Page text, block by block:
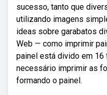
sucesso, tanto que
utilizando imagens
ideas sobre garabatos
Web — como imprimir
painel está divido em 16
necessário imprimir as
formando o painel.